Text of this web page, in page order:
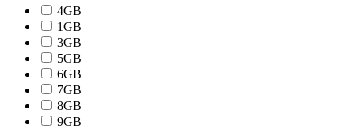
4GB
1GB
3GB
5GB
6GB
7GB
8GB
9GB